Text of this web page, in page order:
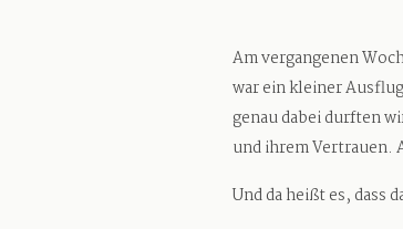
Am vergangenen
war ein kleiner
genau dabei durften
und ihrem Vertrauen.
Und da heißt es,